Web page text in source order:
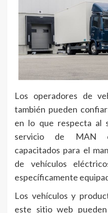
Los operadores de
también pueden
en lo que respecta al
servicio de MAN
capacitados para el
de vehículos
específicamente
Los vehículos y
este sitio web